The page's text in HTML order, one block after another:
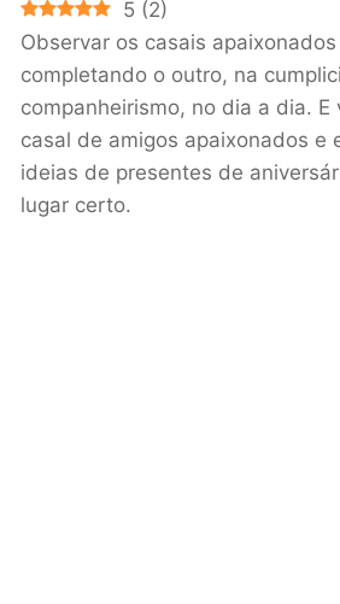
5 (2)
Observar os casais
completando o outro, na
companheirismo, no dia a dia. E
casal de amigos apaixonados e
ideias de presentes de
lugar certo.